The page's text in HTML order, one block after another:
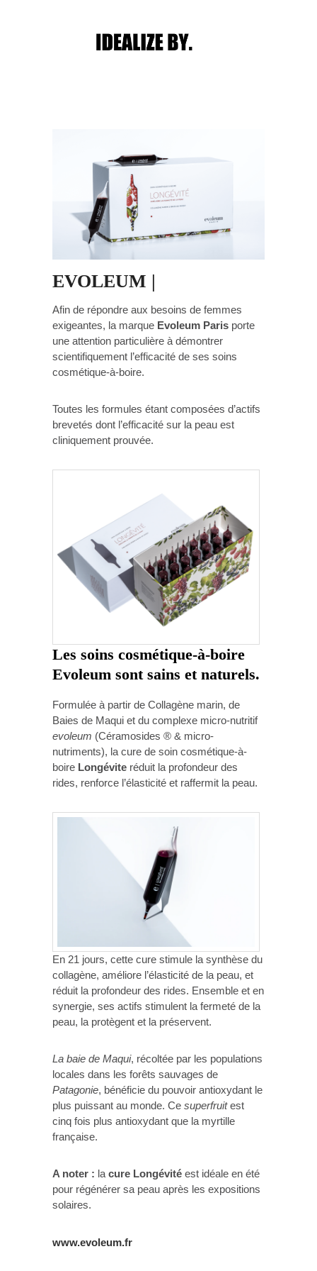
EVOLEUM |
Afin de répondre aux besoins de femmes
exigeantes, la marque Evoleum Paris porte
une attention particulière à démontrer
scientifiquement l’efficacité de ses soins
cosmétique-à-boire.
Toutes les formules étant composées d’actifs
brevetés dont l’efficacité sur la peau est
cliniquement prouvée.
Les soins cosmétique-à-boire
Evoleum sont sains et naturels.
Formulée à partir de Collagène marin, de
Baies de Maqui et du complexe micro-nutritif
evoleum (Céramosides ® & micro-
nutriments), la cure de soin cosmétique-à-
boire Longévite réduit la profondeur des
rides, renforce l’élasticité et raffermit la peau.
En 21 jours, cette cure stimule la synthèse du
collagène, améliore l’élasticité de la peau, et
réduit la profondeur des rides. Ensemble et en
synergie, ses actifs stimulent la fermeté de la
peau, la protègent et la préservent.
La baie de Maqui, récoltée par les populations
locales dans les forêts sauvages de
Patagonie, bénéficie du pouvoir antioxydant le
plus puissant au monde. Ce superfruitest
cinq fois plus antioxydant que la myrtille
française.
A noter : lacure Longévité est idéale en été
pour régénérer sa peau après les expositions
solaires.
www.evoleum.fr